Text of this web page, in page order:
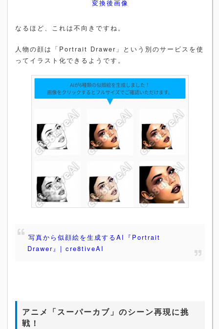
変換後画像
なるほど、これは不向きですね。
人物の顔は「Portrait Drawer」という別のサービスを使
ってイラスト化できるようです。
写真から似顔絵を生成するAI『Portrait
Drawer』| cre8tiveAI
アニメ「スーパーカブ」のシーン再現に挑
戦！